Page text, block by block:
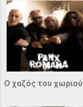
Ο χαζός του χωριού